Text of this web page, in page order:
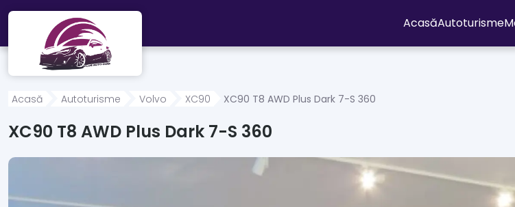
Mergi direct la conținutul principal
AcasăAutoturisme
Acasă Autoturisme Volvo XC90 XC90 T8 AWD Plus Dark 7-S 360
XC90 T8 AWD Plus Dark 7-S 360